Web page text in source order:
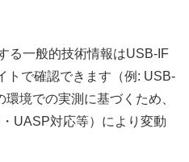
る一般的技術情報はUSB-IF
トで確認できます（例: USB-
境での実測に基づくため、
UASP対応等）により変動